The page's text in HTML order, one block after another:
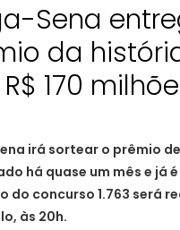
Sena
da
R$ 170
irá sortear o prêmio
há quase um mês e já
do concurso 1.763 será
às 20h.